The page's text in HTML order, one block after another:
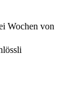
Wochen von